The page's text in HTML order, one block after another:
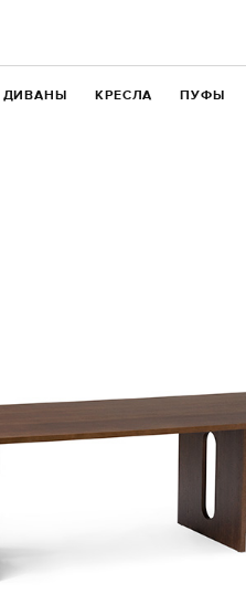
ДИВАНЫ КРЕСЛА ПУФЫ